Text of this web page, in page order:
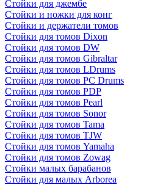
Стойки для джембе
Стойки и ножки для конг
Стойки и держатели томов
Стойки для томов Dixon
Стойки для томов DW
Стойки для томов Gibraltar
Стойки для томов LDrums
Стойки для томов PC Drums
Стойки для томов PDP
Стойки для томов Pearl
Стойки для томов Sonor
Стойки для томов Tama
Стойки для томов TJW
Стойки для томов Yamaha
Стойки для томов Zowag
Стойки малых барабанов
Стойки для малых Arborea